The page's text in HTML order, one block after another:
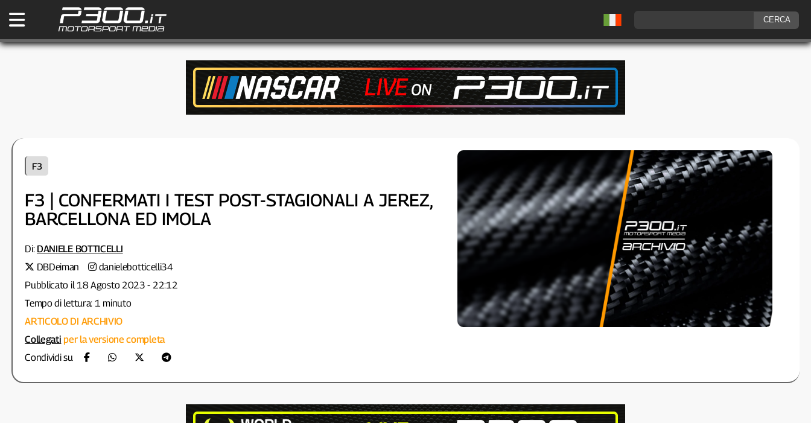
F3
F3 | CONFERMATI I TEST POST-STAGIONALI A JEREZ,
BARCELLONA ED IMOLA
Di: DANIELE BOTTICELLI
DBDeiman
danielebotticelli34
Pubblicato il 18 Agosto 2023 - 22:12
Tempo di lettura: 1 minuto
ARTICOLO DI ARCHIVIO
Collegati per la versione completa
Condividi su